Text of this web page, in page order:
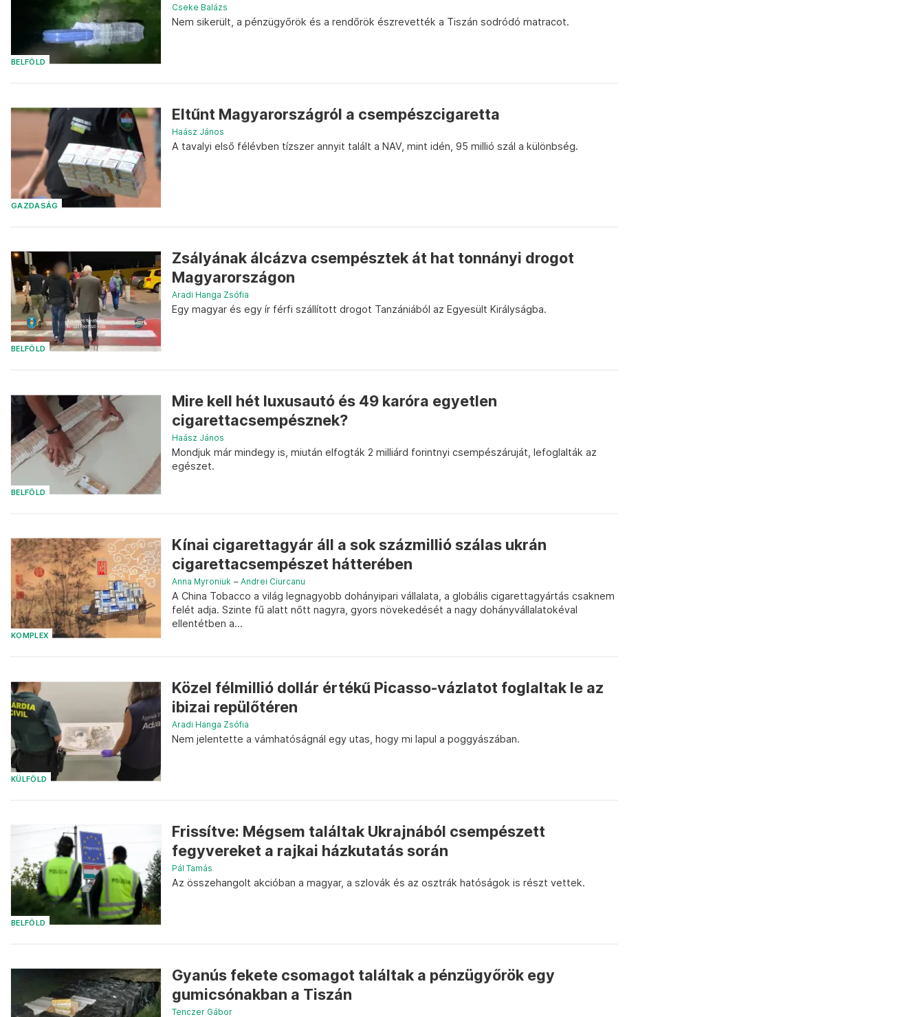
BELFÖLD
Cseke Balázs
Nem sikerült, a pénzügyőrök és a rendőrök észrevették a Tiszán sodródó matracot.
GAZDASÁG
Eltűnt Magyarországról a csempészcigaretta
Haász János
A tavalyi első félévben tízszer annyit talált a NAV, mint idén, 95 millió szál a különbség.
BELFÖLD
Zsályának álcázva csempésztek át hat tonnányi drogot
Magyarországon
Aradi Hanga Zsófia
Egy magyar és egy ír férfi szállított drogot Tanzániából az Egyesült Királyságba.
BELFÖLD
Mire kell hét luxusautó és 49 karóra egyetlen
cigarettacsempésznek?
Haász János
Mondjuk már mindegy is, miután elfogták 2 milliárd forintnyi csempészáruját, lefoglalták az
egészet.
KOMPLEX
Kínai cigarettagyár áll a sok százmillió szálas ukrán
cigarettacsempészet hátterében
Anna Myroniuk – Andrei Ciurcanu
A China Tobacco a világ legnagyobb dohányipari vállalata, a globális cigarettagyártás csaknem
felét adja. Szinte fű alatt nőtt nagyra, gyors növekedését a nagy dohányvállalatokéval
ellentétben a...
KÜLFÖLD
Közel félmillió dollár értékű Picasso-vázlatot foglaltak le az
ibizai repülőtéren
Aradi Hanga Zsófia
Nem jelentette a vámhatóságnál egy utas, hogy mi lapul a poggyászában.
BELFÖLD
Frissítve: Mégsem találtak Ukrajnából csempészett
fegyvereket a rajkai házkutatás során
Pál Tamás
Az összehangolt akcióban a magyar, a szlovák és az osztrák hatóságok is részt vettek.
Gyanús fekete csomagot találtak a pénzügyőrök egy
gumicsónakban a Tiszán
Tenczer Gábor